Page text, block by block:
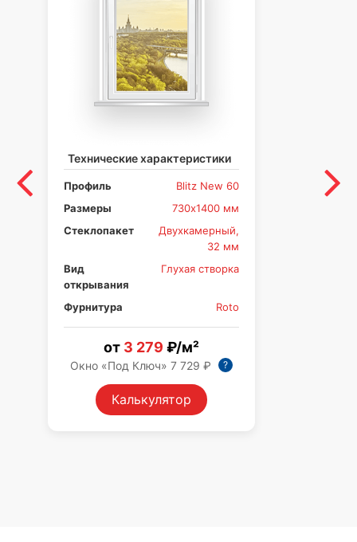
Технические характеристики
Профиль
Blitz New 60
Размеры
730х1400 мм
Стеклопакет
Двухкамерный,
32 мм
Вид
открывания
Глухая створка
Фурнитура Roto
от 3 279 ₽/м²
Окно «Под Ключ» 7 729 ₽ ?
Калькулятор